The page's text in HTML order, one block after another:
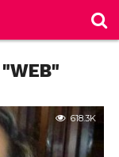
"WEB"
618.3K